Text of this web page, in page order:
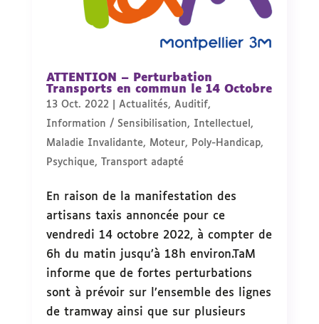
ATTENTION – Perturbation
Transports en commun le 14 Octobre
13 Oct. 2022 Actualités, Auditif,
Information / Sensibilisation, Intellectuel ,
Maladie Invalidante, Moteur, Poly-Handicap,
Psychique, Transport adapté
En raison de la manifestation des
artisans taxis annoncée pour ce
vendredi 14 octobre 2022, à compter de
6h du matin jusqu’à 18h environ.TaM
informe que de fortes perturbations
sont à prévoir sur l’ensemble des lignes
de tramway ainsi que sur plusieurs